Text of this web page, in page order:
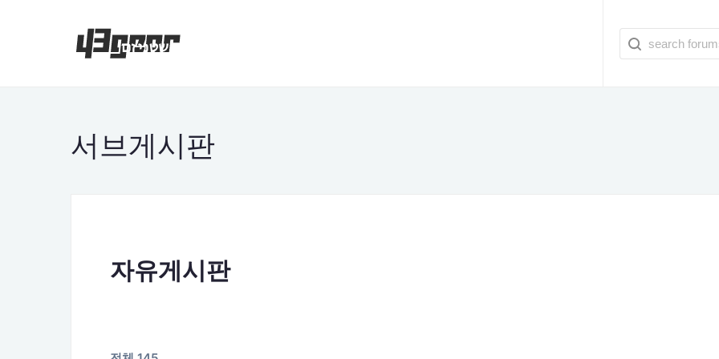
서브게시판
자유게시판